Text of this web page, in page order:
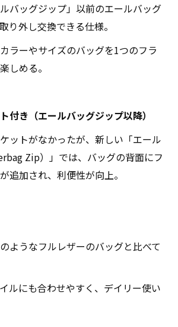
バッグジップ」以前のエールバッグ
り外し交換できる仕様。
ラーやサイズのバッグを1つのフラ
しめる。
付き（エールバッグジップ以降）
ットがなかったが、新しい「エール
Zip）」では、バッグの背面にフ
追加され、利便性が向上。
ようなフルレザーのバッグと比べて
ルにも合わせやすく、デイリー使い